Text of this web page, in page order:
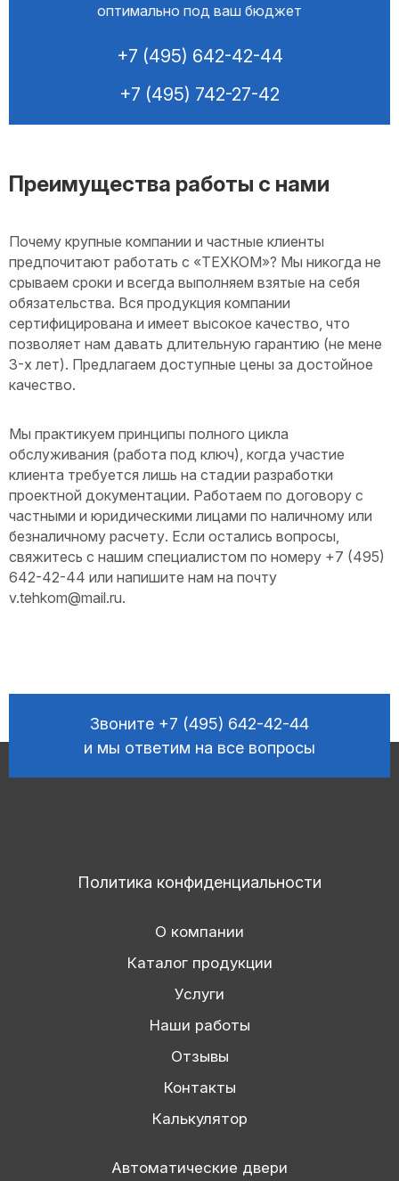
оптимально под ваш бюджет
+7 (495) 642-42-44
+7 (495) 742-27-42
Преимущества работы с нами
Почему крупные компании и частные клиенты
предпочитают работать с «ТЕХКОМ»? Мы никогда не
срываем сроки и всегда выполняем взятые на себя
обязательства. Вся продукция компании
сертифицирована и имеет высокое качество, что
позволяет нам давать длительную гарантию (не мене
3-х лет). Предлагаем доступные цены за достойное
качество.
Мы практикуем принципы полного цикла
обслуживания (работа под ключ), когда участие
клиента требуется лишь на стадии разработки
проектной документации. Работаем по договору с
частными и юридическими лицами по наличному или
безналичному расчету. Если остались вопросы,
свяжитесь с нашим специалистом по номеру +7 (495)
642-42-44 или напишите нам на почту
v.tehkom@mail.ru.
Звоните +7 (495) 642-42-44
и мы ответим на все вопросы
Политика конфиденциальности
О компании
Каталог продукции
Услуги
Наши работы
Отзывы
Контакты
Калькулятор
Автоматические двери